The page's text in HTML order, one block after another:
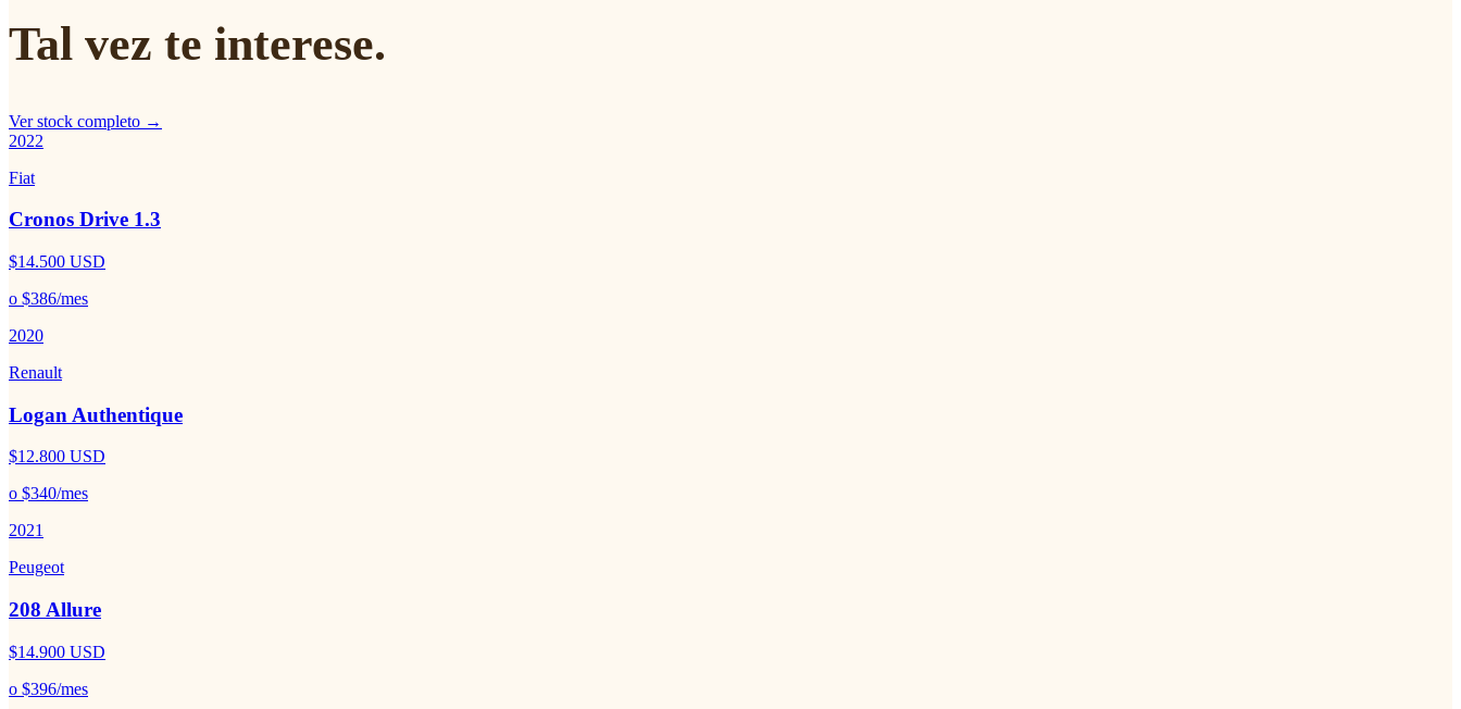
Tal vez te interese.
Ver stock completo →
2022
Fiat
Cronos Drive 1.3
$14.500 USD
o $386/mes
2020
Renault
Logan Authentique
$12.800 USD
o $340/mes
2021
Peugeot
208 Allure
$14.900 USD
o $396/mes